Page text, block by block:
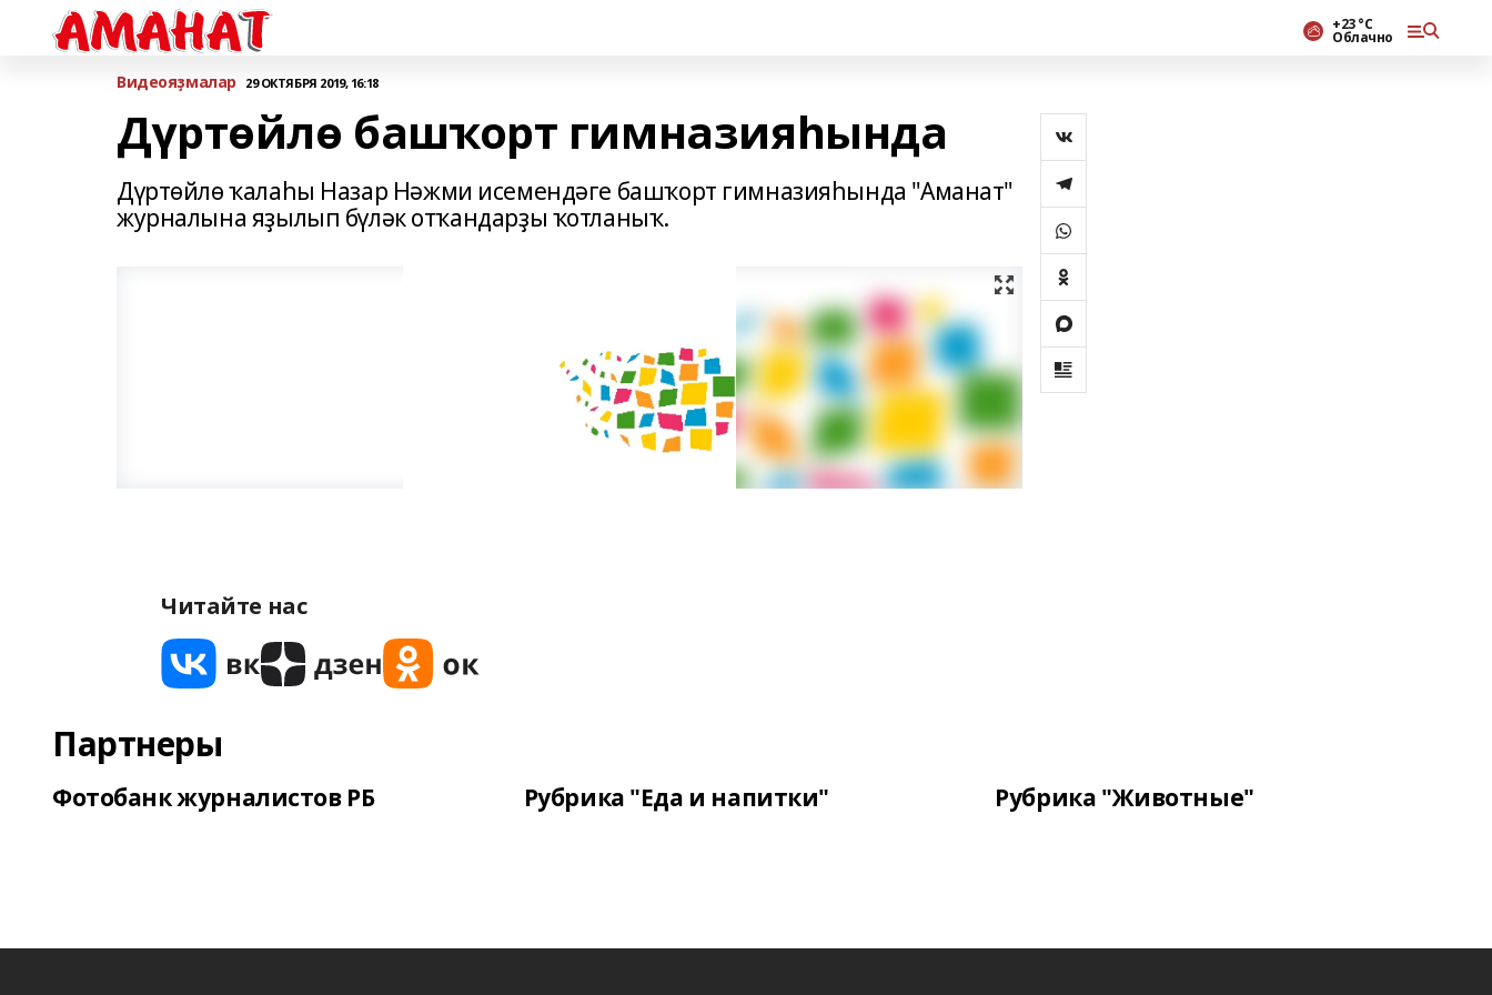
+23 °С
Облачно
Bидеояҙмалар 29 ОКТЯБРЯ 2019, 16:18
Дүртөйлө башҡорт гимназияһында
Дүртөйлө ҡалаһы Назар Нәжми исемендәге башҡорт гимназияһында "Аманат"
журналына яҙылып бүләк отҡандарҙы ҡотланыҡ.
Читайте нас
Партнеры
Фотобанк журналистов РБ Рубрика "Еда и напитки" Рубрика "Животные"